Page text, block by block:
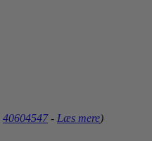
40604547- Læs mere)